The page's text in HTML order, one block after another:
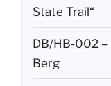
State Trail“
DB/HB-002 –
Berg